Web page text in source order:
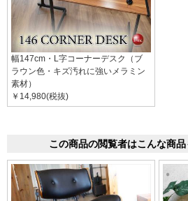
幅147cm・L字コーナーデスク（ブ
ラウン色・キズ汚れに強いメラミン
素材）
￥14,980(税抜)
この商品の閲覧者はこんな商